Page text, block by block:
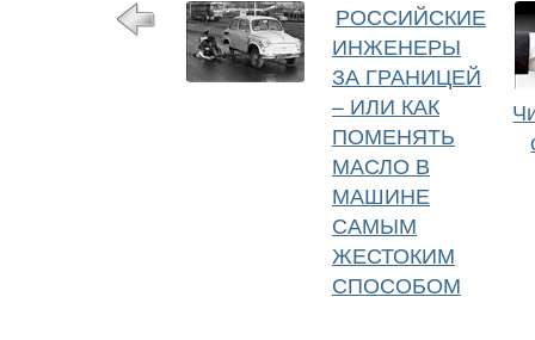
РОССИЙСКИЕ
ИНЖЕНЕРЫ
ЗА ГРАНИЦЕЙ
– ИЛИ КАК
ПОМЕНЯТЬ
МАСЛО В
МАШИНЕ
САМЫМ
ЖЕСТОКИМ
СПОСОБОМ